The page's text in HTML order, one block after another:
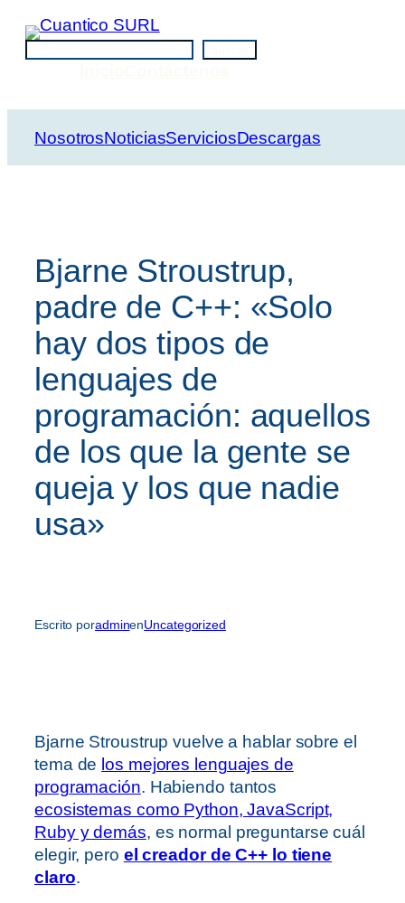
Saltar
contenido
NosotrosNoticiasServiciosDescargas
Bjarne Stroustrup,
padre de C++: «Solo
hay dos tipos de
lenguajes de
programación: aquellos
de los que la gente se
queja y los que nadie
usa»
Escrito poradminenUncategorized
Bjarne Stroustrup vuelve a hablar sobre el
tema de los mejores lenguajes de
programación. Habiendo tantos
ecosistemas como Python, JavaScript,
Ruby y demás, es normal preguntarse cuál
elegir, pero el creador de C++ lo tiene
claro.